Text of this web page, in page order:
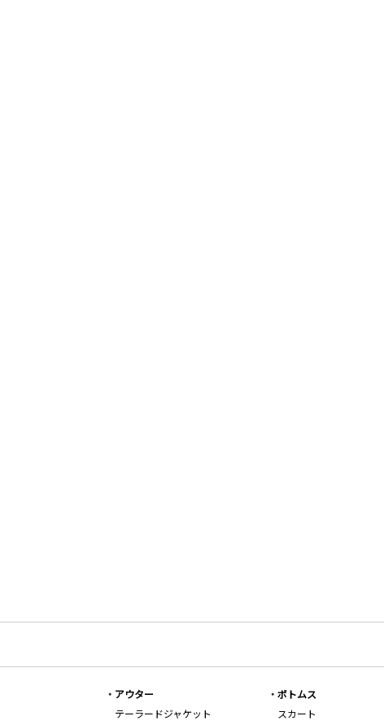
アウター
テーラードジャケット
ボトムス
スカート